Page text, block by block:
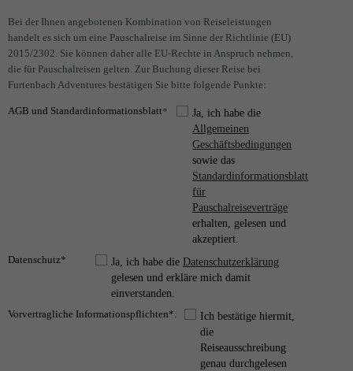
Bei der Ihnen angebotenen Kombination von Reiseleistungen
handelt es sich um eine Pauschalreise im Sinne der Richtlinie (EU)
2015/2302. Sie können daher alle EU-Rechte in Anspruch nehmen,
die für Pauschalreisen gelten. Zur Buchung dieser Reise bei
Furtenbach Adventures bestätigen Sie bitte folgende Punkte:
AGB und Standardinformationsblatt*
Ja, ich habe die
Allgemeinen
Geschäftsbedingungen
sowie das
Standardinformationsblatt
für
Pauschalreiseverträge
erhalten, gelesen und
akzeptiert.
Datenschutz*
Ja, ich habe die Datenschutzerklärung
gelesen und erkläre mich damit
einverstanden.
Vorvertragliche Informationspflichten*:
Ich bestätige hiermit,
die
Reiseausschreibung
genau durchgelesen